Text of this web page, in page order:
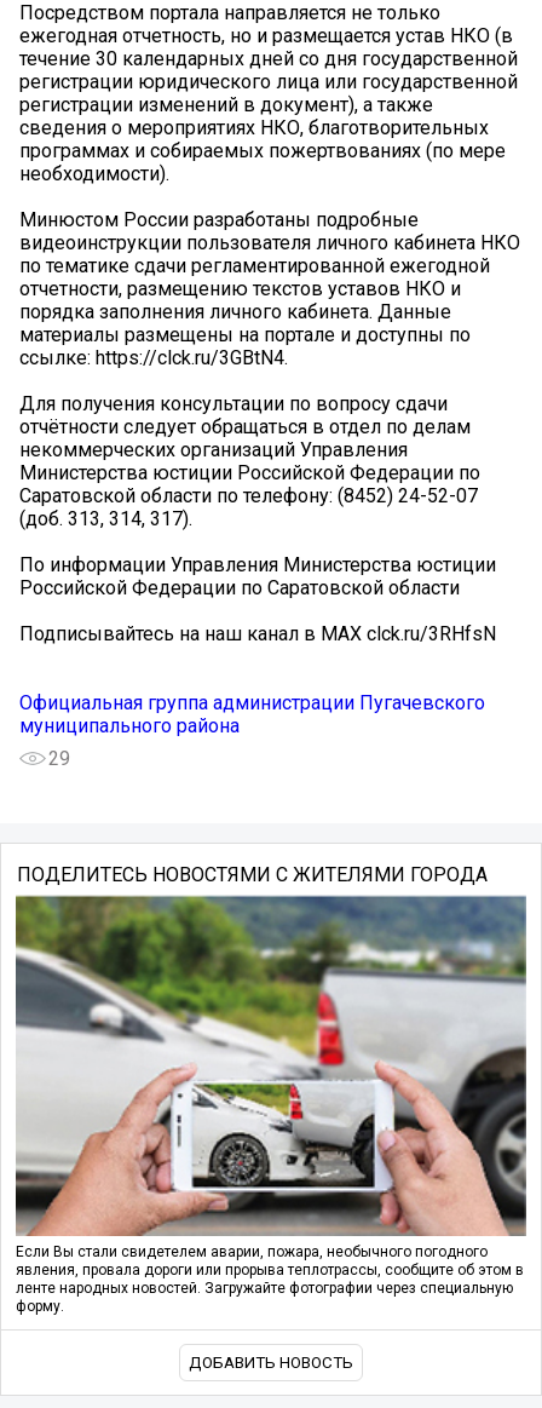
Посредством портала направляется не только
ежегодная отчетность, но и размещается устав НКО (в
течение 30 календарных дней со дня государственной
регистрации юридического лица или государственной
регистрации изменений в документ), а также
сведения о мероприятиях НКО, благотворительных
программах и собираемых пожертвованиях (по мере
необходимости).
Минюстом России разработаны подробные
видеоинструкции пользователя личного кабинета НКО
по тематике сдачи регламентированной ежегодной
отчетности, размещению текстов уставов НКО и
порядка заполнения личного кабинета. Данные
материалы размещены на портале и доступны по
ссылке: https://clck.ru/3GBtN4.
Для получения консультации по вопросу сдачи
отчётности следует обращаться в отдел по делам
некоммерческих организаций Управления
Министерства юстиции Российской Федерации по
Саратовской области по телефону: (8452) 24-52-07
(доб. 313, 314, 317).
По информации Управления Министерства юстиции
Российской Федерации по Саратовской области
Подписывайтесь на наш канал в MAX clck.ru/3RHfsN
Официальная группа администрации Пугачевского
муниципального района
29
ПОДЕЛИТЕСЬ НОВОСТЯМИ С ЖИТЕЛЯМИ ГОРОДА
Если Вы стали свидетелем аварии, пожара, необычного погодного
явления, провала дороги или прорыва теплотрассы, сообщите об этом в
ленте народных новостей. Загружайте фотографии через специальную
форму.
ДОБАВИТЬ НОВОСТЬ